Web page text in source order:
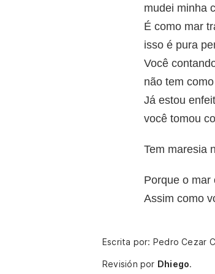
mudei minha
É como mar
isso é pura
Você
não tem
Já estou
você tomou
Tem maresia
Porque o mar
Assim como
Escrita por: Pedro Cezar
Revisión por Dhiego.